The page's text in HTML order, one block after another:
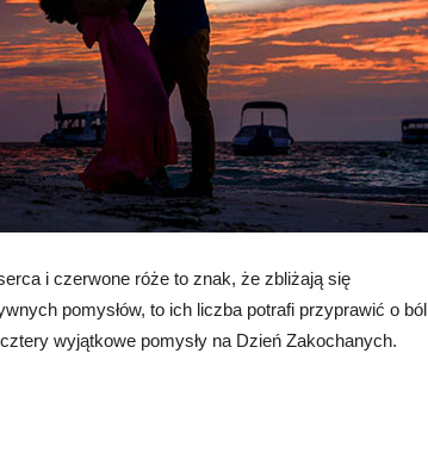
i czerwone róże to znak, że zbliżają się
pomysłów, to ich liczba potrafi przyprawić o ból
wyjątkowe pomysły na Dzień Zakochanych.